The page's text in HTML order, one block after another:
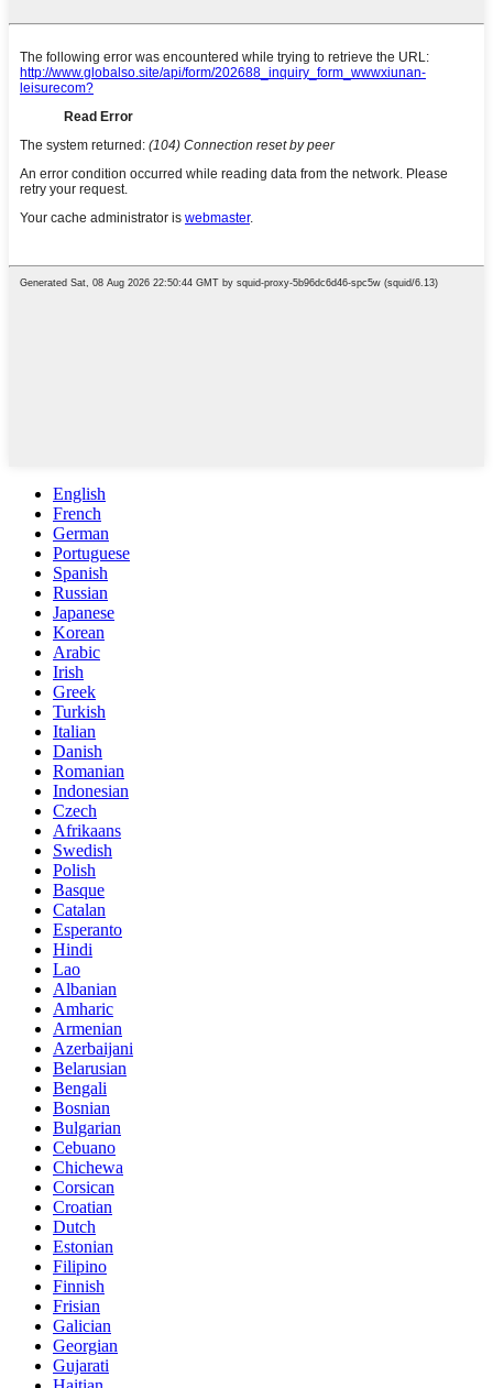
English
French
German
Portuguese
Spanish
Russian
Japanese
Korean
Arabic
Irish
Greek
Turkish
Italian
Danish
Romanian
Indonesian
Czech
Afrikaans
Swedish
Polish
Basque
Catalan
Esperanto
Hindi
Lao
Albanian
Amharic
Armenian
Azerbaijani
Belarusian
Bengali
Bosnian
Bulgarian
Cebuano
Chichewa
Corsican
Croatian
Dutch
Estonian
Filipino
Finnish
Frisian
Galician
Georgian
Gujarati